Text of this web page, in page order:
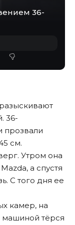
36-
36-
прозвали
см.
Утром она
а спустя
С того дня ее
камер, на
машиной тёрся